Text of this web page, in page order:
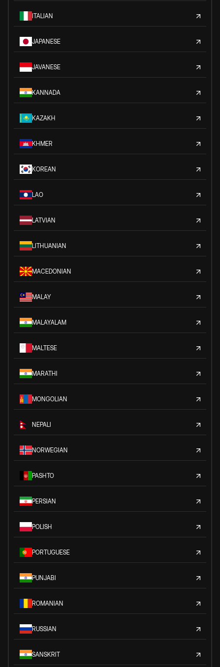
ITALIAN
JAPANESE
JAVANESE
KANNADA
KAZAKH
KHMER
KOREAN
LAO
LATVIAN
LITHUANIAN
MACEDONIAN
MALAY
MALAYALAM
MALTESE
MARATHI
MONGOLIAN
NEPALI
NORWEGIAN
PASHTO
PERSIAN
POLISH
PORTUGUESE
PUNJABI
ROMANIAN
RUSSIAN
SANSKRIT